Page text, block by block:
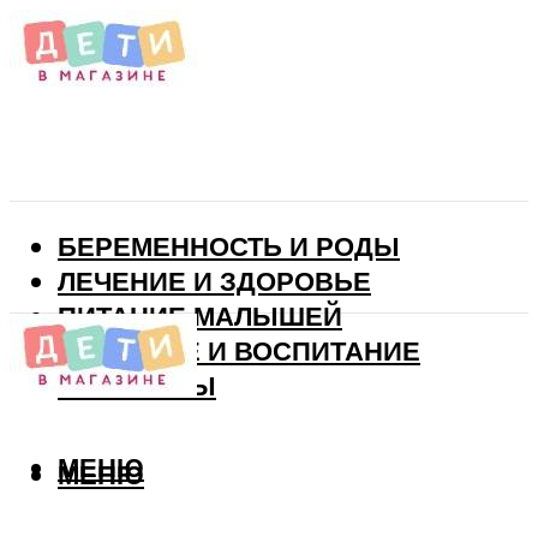
БЕРЕМЕННОСТЬ И РОДЫ
ЛЕЧЕНИЕ И ЗДОРОВЬЕ
ПИТАНИЕ МАЛЫШЕЙ
РАЗВИТИЕ И ВОСПИТАНИЕ
ВИТАМИНЫ
МЕНЮ
МЕНЮ